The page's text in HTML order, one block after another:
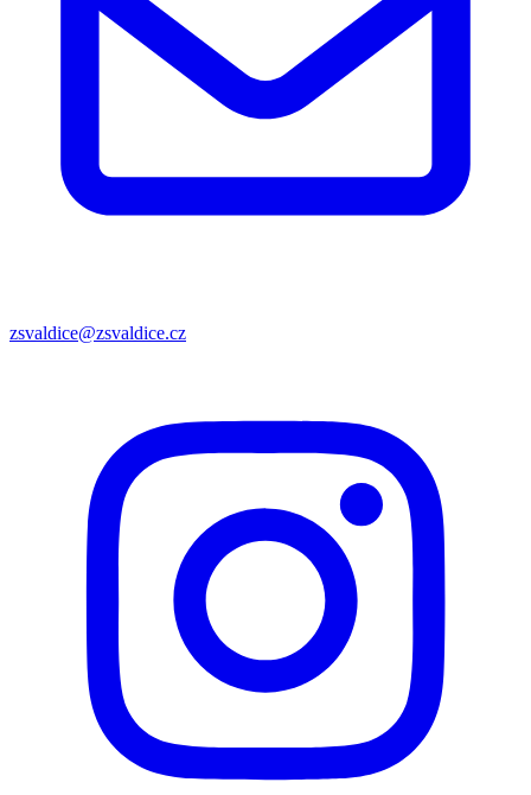
zsvaldice@zsvaldice.cz